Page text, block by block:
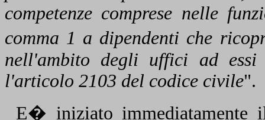
competenze comprese nelle
comma 1 a dipendenti che
nell'ambito degli uffici ad
l'articolo 2103 del codice civile".
E� iniziato immediatamente